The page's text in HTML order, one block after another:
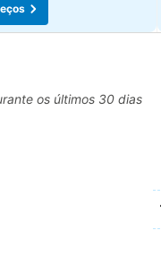
os últimos 30 dias